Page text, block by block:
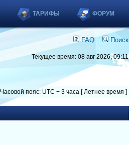
ТАРИФЫ ФОРУМ
FAQ Поиск
Текущее время: 08 авг 2026, 09:11
Часовой пояс: UTC + 3 часа [ Летнее время ]